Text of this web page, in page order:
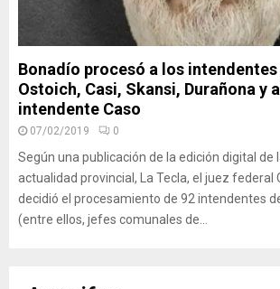
Bonadío procesó a los
Ostoich, Casi, Skansi, Durañona y
intendente Caso
07/02/2019 0
Según una publicación de la edición digital de
actualidad provincial, La Tecla, el juez federal
decidió el procesamiento de 92 intendentes
(entre ellos, jefes comunales de...